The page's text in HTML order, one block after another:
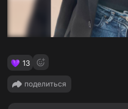
13
поделиться